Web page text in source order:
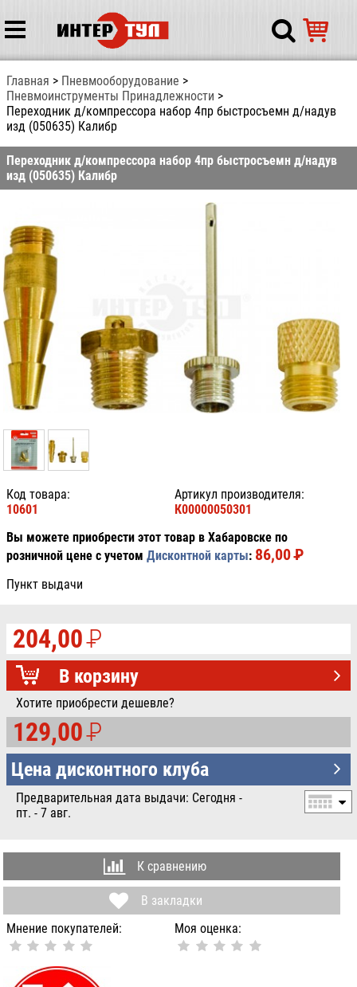
Главная
Пневмооборудование
Пневмоинструменты Принадлежности
Переходник д/компрессора набор 4пр быстросъемн д/надув
изд (050635) Калибр
Переходник д/компрессора набор 4пр быстросъемн д/надув
изд (050635) Калибр
Код товара:
10601
Артикул производителя:
К00000050301
Вы можете приобрести этот товар в Хабаровске по
розничной цене с учетом Дисконтной карты: 86,00PУБ.
Пункт выдачи
204,00P
УБ.
В корзину
Хотите приобрести дешевле?
129,00P
УБ.
Цена дисконтного клуба
Предварительная дата выдачи: Сегодня -
пт. - 7 авг.
К сравнению
В закладки
Мнение покупателей:
Моя оценка: